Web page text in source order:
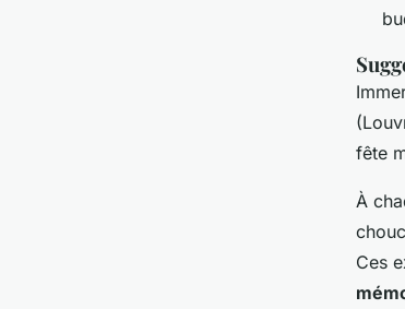
fête
À
Ces